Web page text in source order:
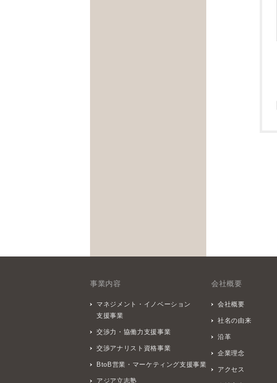
事業内容
マネジメント・イノベーション
支援事業
交渉力・協働力支援事業
交渉アナリスト資格事業
BtoB営業・マーケティング支援事業
アジア立志塾
会社概要
会社概要
社名の由来
沿革
企業理念
アクセス